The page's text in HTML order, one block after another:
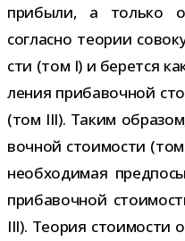
при­были, а только
согласно тео­рии
сти (том I) и берется
ле­ния при­ба­воч­ной
(том III). Таким
воч­ной сто­и­мо­сти
необ­хо­ди­мая
при­ба­воч­ной
III). Теория сто­и­мо­сти